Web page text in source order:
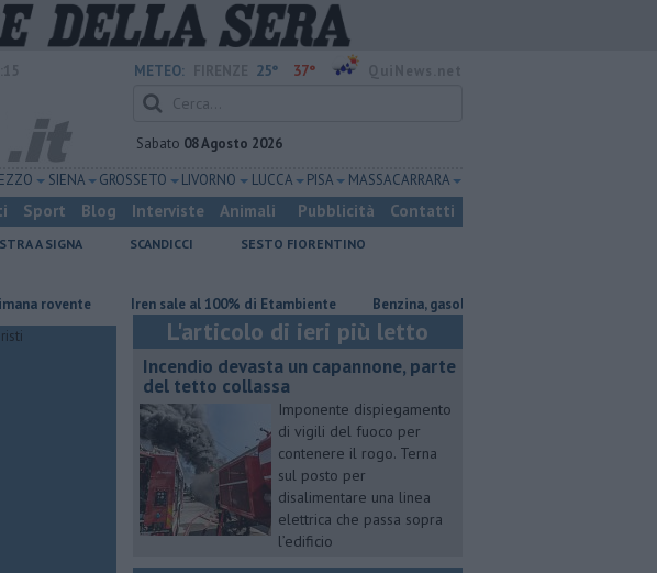
METEO: 25° 37°
Sabato 08 Agosto 2026
SIENA GROSSETO LIVORNO LUCCA PISA MASSA CARRARA
Sport Blog Interviste Animali Pubblicità Contatti
A SIGNA SCANDICCI
SESTO FIORENTINO
Iren sale al 100% di Etambiente ​Benzina, gasolio, gpl, ecco dove risparmiare
L'articolo di ieri più letto
Incendio devasta un capannone, parte
del tetto collassa
Imponente dispiegamento
di vigili del fuoco per
contenere il rogo. Terna
sul posto per
disalimentare una linea
elettrica che passa sopra
l’edificio